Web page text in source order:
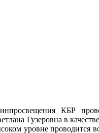
КБР
Гузеровна в
уровне проводится